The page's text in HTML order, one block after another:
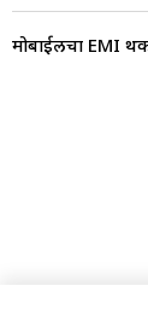
मोबाईलचा EMI